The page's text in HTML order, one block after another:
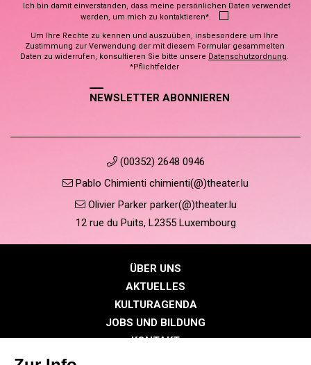
Ich bin damit einverstanden, dass meine persönlichen Daten verwendet
werden, um mich zu kontaktieren*.
Um Ihre Rechte zu kennen und auszuüben, insbesondere um Ihre
Zustimmung zur Verwendung der mit diesem Formular gesammelten
Daten zu widerrufen, konsultieren Sie bitte unsere Datenschutzordnung.
*Pflichtfelder
NEWSLETTER ABONNIEREN
(00352) 2648 0946
Pablo Chimienti chimienti(@)theater.lu
Olivier Parker parker(@)theater.lu
12 rue du Puits, L2355 Luxembourg
ÜBER UNS
AKTUELLES
KULTURAGENDA
JOBS UND BILDUNG
KONTAKT